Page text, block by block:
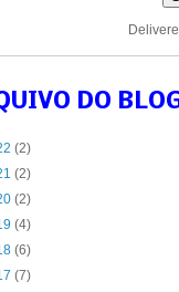
DO
(2)
(2)
(2)
(4)
(6)
(7)